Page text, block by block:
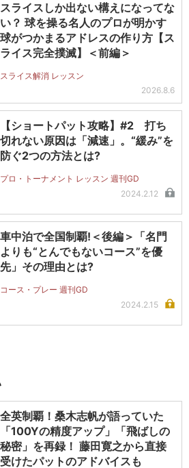
スライスしか出ない構えになってな
い？ 球を操る名人のプロが明かす
球がつかまるアドレスの作り方【ス
ライス完全撲滅】＜前編＞
スライス解消 レッスン
2026.8.6
【ショートパット攻略】#2 打ち
切れない原因は「減速」。“緩み”を
防ぐ2つの方法とは?
プロ・トーナメント レッスン 週刊GD
2024.2.12
車中泊で全国制覇!＜後編＞「名門
よりも“とんでもないコース”を優
先」その理由とは?
コース・プレー 週刊GD
2024.2.15
全英制覇！桑木志帆が語っていた
「100Yの精度アップ」「飛ばしの
秘密」を再録！ 藤田寛之から直接
受けたパットのアドバイスも